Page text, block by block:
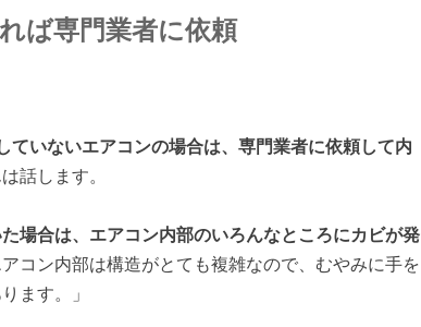
ば専門業者に依頼
ていないエアコンの場合は、専門業者に依頼して内
話します。
場合は、エアコン内部のいろんなところにカビが発
コン内部は構造がとても複雑なので、むやみに手を
ます。」